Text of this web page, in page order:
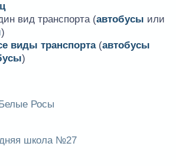
вид транспорта (автобусы или
)
виды транспорта(автобусы
)
Росы
школа №27